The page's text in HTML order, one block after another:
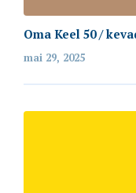
Oma Keel 50 /
mai 29, 2025